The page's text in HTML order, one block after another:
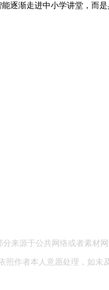
渐走进中小学讲堂，而
来源于公共网络或者素材
照作者本人意愿处理，如未